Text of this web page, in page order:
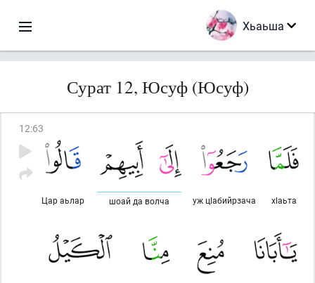
Хьаьша
Сурат 12, Юсуф (Юсуф)
12:63
хlаьта
уж цlабийрзача
шоай да волча
Цар аьлар